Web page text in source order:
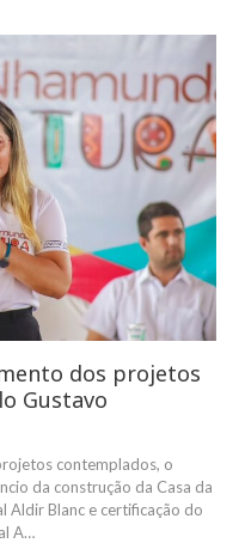
dos projetos
Gustavo
contemplados, o
da construção da Casa da
Aldir Blanc e certificação do
A…